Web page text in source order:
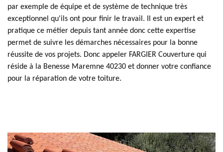
par exemple de équipe et de système de technique très
exceptionnel qu'ils ont pour finir le travail. Il est un expert et
pratique ce métier depuis tant année donc cette expertise
permet de suivre les démarches nécessaires pour la bonne
réussite de vos projets. Donc appeler FARGIER Couverture qui
réside à la Benesse Maremne 40230 et donner votre confiance
pour la réparation de votre toiture.